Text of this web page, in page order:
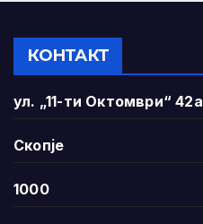
КОНТАКТ
ул. „11-ти Октомври“ 42а
Скопје
1000